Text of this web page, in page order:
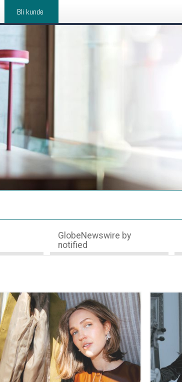
Bli kunde
GlobeNewswire by
notified